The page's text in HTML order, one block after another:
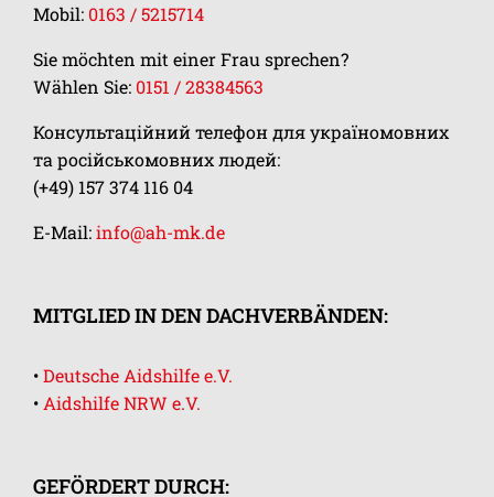
Mobil: 0163 / 5215714
Sie möchten mit einer Frau sprechen?
Wählen Sie: 0151 / 28384563
Консультаційний телефон для україномовних
та російськомовних людей:
(+49) 157 374 116 04
E-Mail:info@ah-mk.de
MITGLIED IN DEN DACHVERBÄNDEN:
•Deutsche Aidshilfe e.V.
•Aidshilfe NRW e.V.
GEFÖRDERT DURCH: